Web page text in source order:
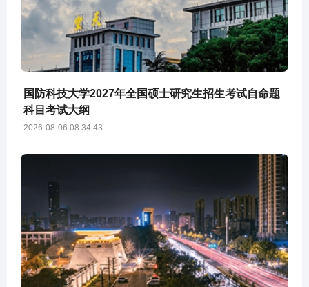
国防科技大学2027年全国硕士研究生招生考试自命题
科目考试大纲
2026-08-06 08:34:43